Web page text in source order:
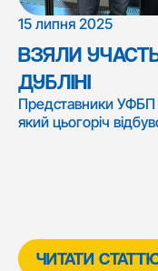
15 липня 2025
ВЗЯЛИ
ДУБЛІНІ
Представники УФБП
який цьогоріч
ЧИТАТИ